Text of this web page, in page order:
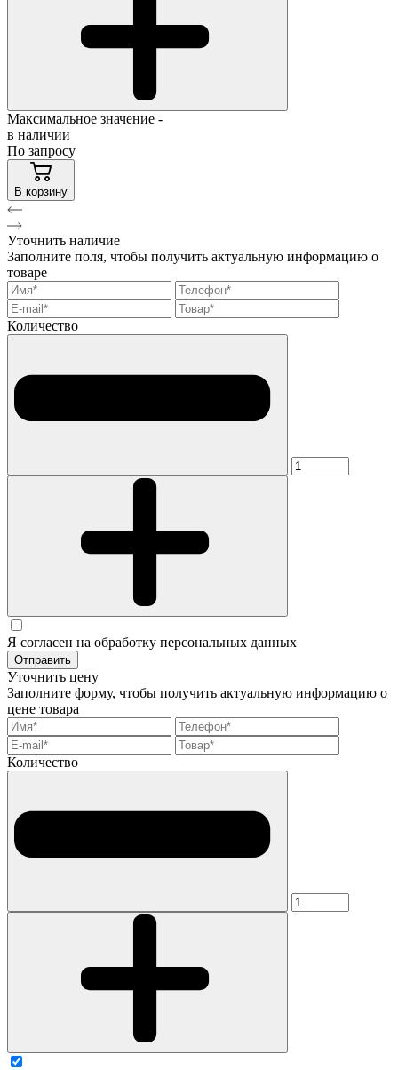
Максимальное значение -
в наличии
По запросу
В корзину
Уточнить наличие
Заполните поля, чтобы получить актуальную информацию о
товаре
Количество
Я согласен на обработку персональных данных
Отправить
Уточнить цену
Заполните форму, чтобы получить актуальную информацию о
цене товара
Количество